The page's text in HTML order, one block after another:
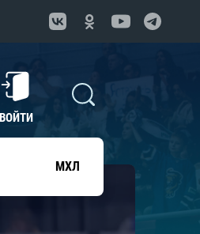
ВОЙТИ
МХЛ